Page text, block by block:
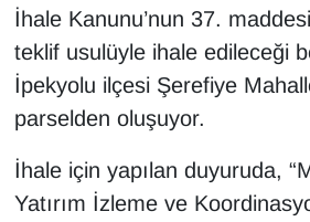
İhale Kanunu’nun 37.
teklif usulüyle ihale edileceği
İpekyolu ilçesi Şerefiye
parselden oluşuyor.
İhale için yapılan duyuruda,
Yatırım İzleme ve
Kadın
Kamu Alımları
Kim Kimdir?
Kültür & Sanat